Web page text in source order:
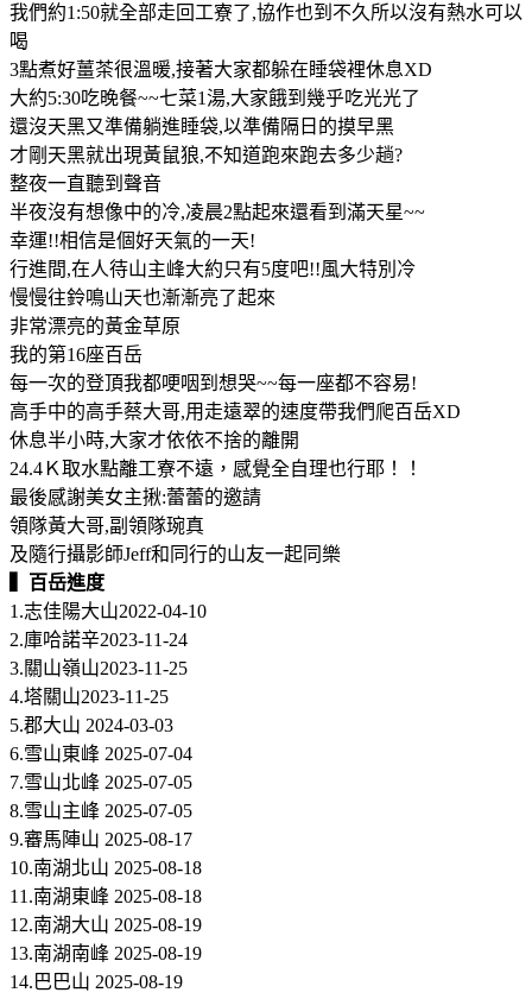
我們約1:50就全部走回工寮了,協作也到不久所以沒有熱水可以
喝
3點煮好薑茶很溫暖,接著大家都躲在睡袋裡休息XD
大約5:30吃晚餐~~七菜1湯,大家餓到幾乎吃光光了
還沒天黑又準備躺進睡袋,以準備隔日的摸早黑
才剛天黑就出現黃鼠狼,不知道跑來跑去多少趟?
整夜一直聽到聲音
半夜沒有想像中的冷,凌晨2點起來還看到滿天星~~
幸運!!相信是個好天氣的一天!
行進間,在人待山主峰大約只有5度吧!!風大特別冷
慢慢往鈴鳴山天也漸漸亮了起來
非常漂亮的黃金草原
我的第16座百岳
每一次的登頂我都哽咽到想哭~~每一座都不容易!
高手中的高手蔡大哥,用走遠翠的速度帶我們爬百岳XD
休息半小時,大家才依依不捨的離開
24.4Ｋ取水點離工寮不遠，感覺全自理也行耶！！
最後感謝美女主揪:蕾蕾的邀請
領隊黃大哥,副領隊琬真
及隨行攝影師Jeff和同行的山友一起同樂
▍百岳進度
1.志佳陽大山2022-04-10
2.庫哈諾辛2023-11-24
3.關山嶺山2023-11-25
4.塔關山2023-11-25
5.郡大山 2024-03-03
6.雪山東峰 2025-07-04
7.雪山北峰 2025-07-05
8.雪山主峰 2025-07-05
9.審馬陣山 2025-08-17
10.南湖北山 2025-08-18
11.南湖東峰 2025-08-18
12.南湖大山 2025-08-19
13.南湖南峰 2025-08-19
14.巴巴山 2025-08-19